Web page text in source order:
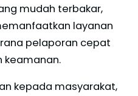
mudah terbakar,
layanan
pelaporan cepat
keamanan.
kepada masyarakat,